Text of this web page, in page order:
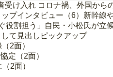
け入れ コロナ禍、外国から
プインタビュー（6）新幹線
割担う」自民・小松氏が立
て見出しピックアップ
2面）
定（2面）
2面）